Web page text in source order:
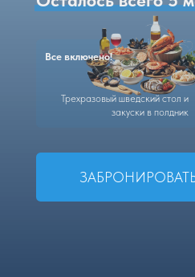
ЗАБРОНИРОВАТЬ ТУР
Все включено!
Трехразовый шведский стол и
закуски в полдник